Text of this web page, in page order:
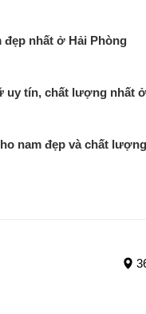
đẹp nhất ở Hải Phòng
uy tín, chất lượng nhất
nam đẹp và chất